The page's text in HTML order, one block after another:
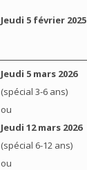
Jeudi 5 février 2025
Jeudi 5 mars 2026
(spécial 3-6 ans)
ou
Jeudi 12 mars 2026
(spécial 6-12 ans)
ou